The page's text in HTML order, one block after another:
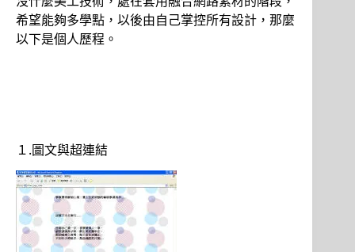
希望能夠多學點，以後由自己掌控所有設計，那麼
以下是個人歷程。
１.圖文與超連結